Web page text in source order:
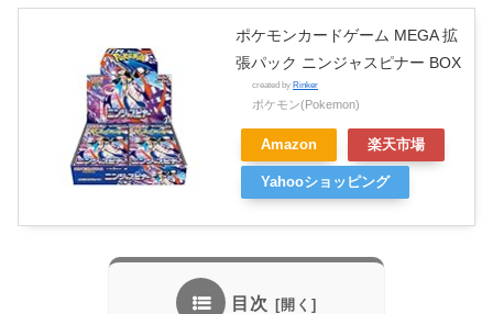
ポケモンカードゲーム MEGA 拡
張パック ニンジャスピナー BOX
created by Rinker
ポケモン(Pokemon)
Amazon 楽天市場
Yahooショッピング
目次